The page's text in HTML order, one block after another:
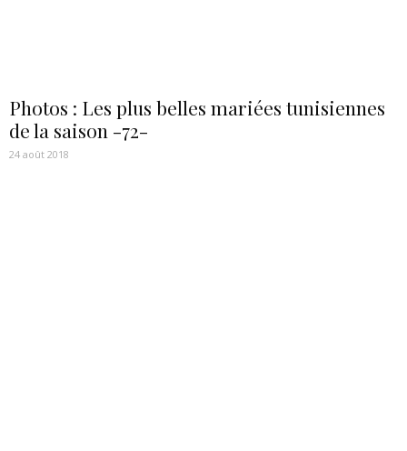
Photos : Les plus belles mariées tunisiennes
de la saison -72-
24 août 2018